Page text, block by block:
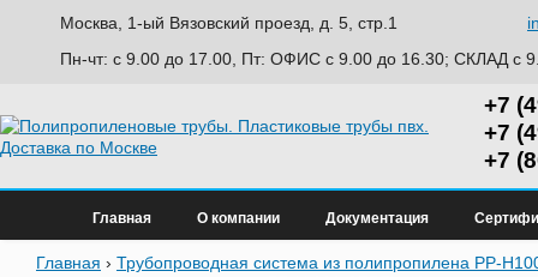
Москва, 1-ый Вязовский проезд, д. 5, стр.1
Пн-чт: с 9.00 до 17.00, Пт: ОФИС с 9.00 до 16.30; СКЛАД с
+7
+7
+7
Главная О компании Документация
Главная › Трубопроводная система из полипропилена PP-